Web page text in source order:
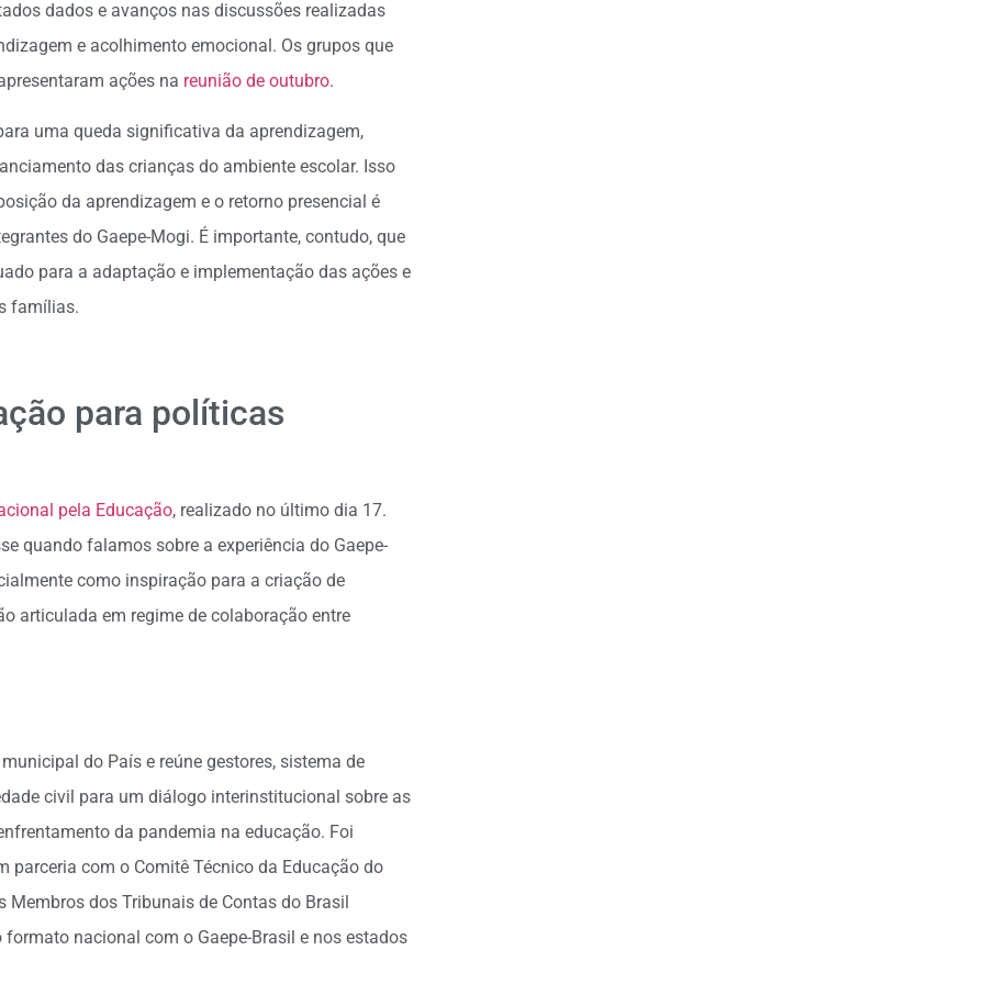
dados e avanços nas discussões realizadas
e acolhimento emocional. Os grupos que
ações na reunião de outubro.
uma queda significativa da aprendizagem,
das crianças do ambiente escolar. Isso
da aprendizagem e o retorno presencial é
do Gaepe-Mogi. É importante, contudo, que
para a adaptação e implementação das ações e
famílias.
para políticas
pela Educação, realizado no último dia 17.
quando falamos sobre a experiência do Gaepe-
como inspiração para a criação de
articulada em regime de colaboração entre
do País e reúne gestores, sistema de
civil para um diálogo interinstitucional sobre as
da pandemia na educação. Foi
parceria com o Comitê Técnico da Educação do
Membros dos Tribunais de Contas do Brasil
nacional com o Gaepe-Brasil e nos estados